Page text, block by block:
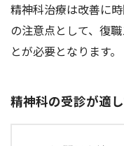
精神科治療は改善に
の注意点として、復
とが必要となります。
精神科の受診が適